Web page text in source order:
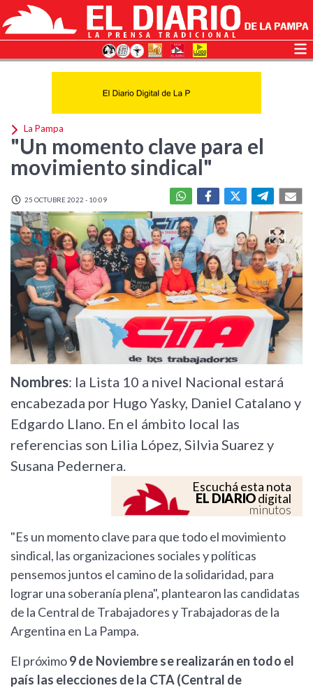
La Pampa
"Un momento clave para el
movimiento sindical"
25 OCTUBRE 2022 - 10:09
Nombres: la Lista 10 a nivel Nacional estará
encabezada por Hugo Yasky, Daniel Catalano y
Edgardo Llano. En el ámbito local las
referencias son Lilia López, Silvia Suarez y
Susana Pedernera.
Escuchá esta nota
EL DIARIOdigital
minutos
"Es un momento clave para que todo el movimiento
sindical, las organizaciones sociales y políticas
pensemos juntos el camino de la solidaridad, para
lograr una soberanía plena", plantearon las candidatas
de la Central de Trabajadores y Trabajadoras de la
Argentina en La Pampa.
El próximo9 de Noviembre se realizarán en todo el
país las elecciones de la CTA (Central de